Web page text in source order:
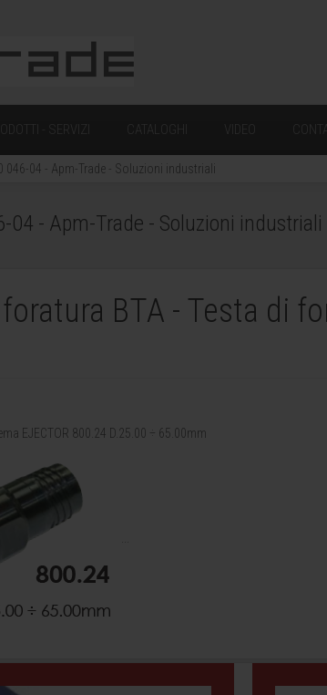
- SERVIZI CATALOGHI VIDEO
046-04 - Apm-Trade - Soluzioni industriali
04 - Apm-Trade - Soluzioni industriali
BTA - Testa di
EJECTOR 800.24 D.25.00 ÷ 65.00mm